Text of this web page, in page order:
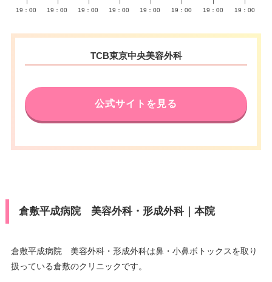
19：00
19：00
19：00
19：00
19：00
19：00
19：00
19：00
TCB東京中央美容外科
公式サイトを見る
倉敷平成病院 美容外科・形成外科｜本院
倉敷平成病院 美容外科・形成外科は鼻・小鼻ボトックスを取り
扱っている倉敷のクリニックです。